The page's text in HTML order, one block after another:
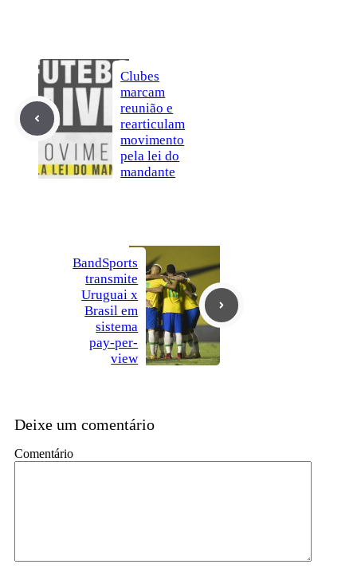
Clubes
marcam
reunião e
rearticulam
movimento
pela lei do
mandante
BandSports
transmite
Uruguai x
Brasil em
sistema
pay-per-
view
Deixe um comentário
Comentário